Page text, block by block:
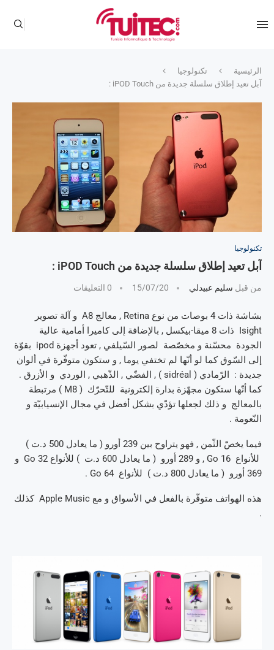
الرئيسية
تكنولوجيا
آبل تعيد إطلاق سلسلة جديدة من iPOD Touch :
تكنولوجيا
آبل تعيد إطلاق سلسلة جديدة من iPOD Touch :
من قبل سليم عبيدلي 15/07/20 0 التعليقات
بشاشة ذات 4 بوصات من نوع Retina , معالج A8 و آلة تصوير
Isight ذات 8 ميقا-بيكسل , بالإضافة إلى كاميرا أمامية عالية
الجودة محسّنة و مخصّصة لصور السّيلفي , تعود أجهزة ipod بقوّة
إلى السّوق كما لو أنّها لم تختفي يوما , و ستكون متوفّرة في ألوان
جديدة : الرّمادي ( sidréal ) , الفضّي , الذّهبي , الوردي و الأزرق .
كما أنّها ستكون مجهّزة بدارة إلكترونية للتّحرّك ( M8 ) مرتبطة
بالمعالج و ذلك لجعلها تؤدّي بشكل أفضل في مجال الإنسيابيّة و
النّعومة .
فيما يخصّ الثّمن , فهو يتراوح بين 239 أورو ( ما يعادل 500 د.ت )
للأنواع 16 Go , و 289 أورو ( ما يعادل 600 د.ت ) للأنواع 32 Go و
369 أورو ( ما يعادل 800 د.ت ) للأنواع 64 Go .
هذه الهواتف متوفّرة بالفعل في الأسواق و مع Apple Music كذلك
.